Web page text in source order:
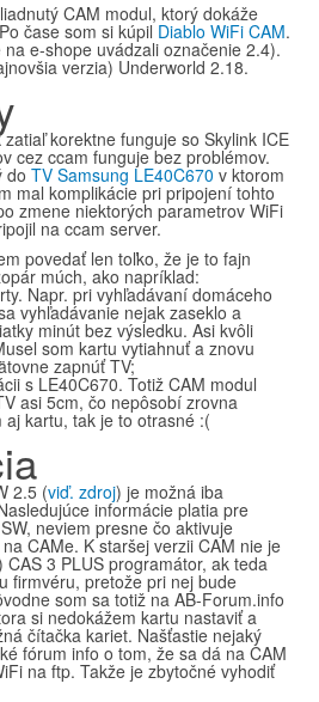
CAM modul, ktorý dokáže
čase som si kúpil Diablo WiFi CAM.
e-shope uvádzali označenie 2.4).
verzia) Underworld 2.18.
korektne funguje so Skylink ICE
cez ccam funguje bez problémov.
do TV Samsung LE40C670 v ktorom
mal komplikácie pri pripojení tohto
zmene niektorých parametrov WiFi
na ccam server.
povedať len toľko, že je to fajn
múch, ako napríklad:
Napr. pri vyhľadávaní domáceho
vyhľadávanie nejak zaseklo a
minút bez výsledku. Asi kvôli
som kartu vytiahnuť a znovu
zapnúť TV;
s LE40C670. Totiž CAM modul
asi 5cm, čo nepôsobí zrovna
kartu, tak je to otrasné :(
2.5 (viď. zdroj) je možná iba
informácie platia pre
neviem presne čo aktivuje
CAMe. K staršej verzii CAM nie je
3 PLUS programátor, ak teda
firmvéru, pretože pri nej bude
som sa totiž na AB-Forum.info
si nedokážem kartu nastaviť a
čítačka kariet. Našťastie nejaký
fórum info o tom, že sa dá na CAM
na ftp. Takže je zbytočné vyhodiť